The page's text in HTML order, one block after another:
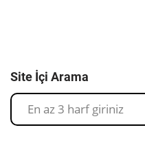
Site İçi Arama